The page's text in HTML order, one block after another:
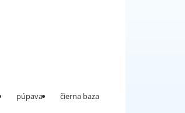
púpava
čierna baza